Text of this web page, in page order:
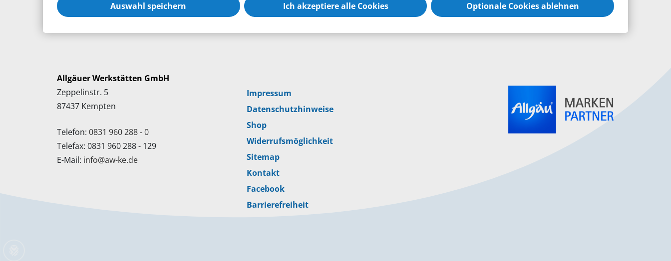
Allgäuer Werkstätten GmbH
Zeppelinstr. 5
87437 Kempten
Telefon: 0831 960 288 - 0
Telefax: 0831 960 288 - 129
E-Mail: info@aw-ke.de
Impressum
Datenschutzhinweise
Shop
Widerrufsmöglichkeit
Sitemap
Kontakt
Facebook
Barrierefreiheit
Auswahl speichern Ich akzeptiere alle Cookies Optionale Cookies ablehnen